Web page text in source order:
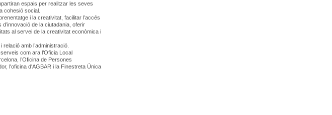
espais per realitzar les seves
cohesió social.
i la creativitat, facilitar l’accés
de la ciutadania, oferir
al servei de la creativitat econòmica i
amb l’administració.
com ara l’Oficia Local
l’Oficina de Persones
l'oficina d'AGBAR i la Finestreta Única